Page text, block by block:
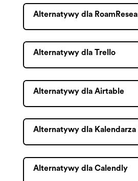
Alternatywy dla
Alternatywy dla Trello
Alternatywy dla Airtable
Alternatywy dla Kalendarza
Alternatywy dla Calendly